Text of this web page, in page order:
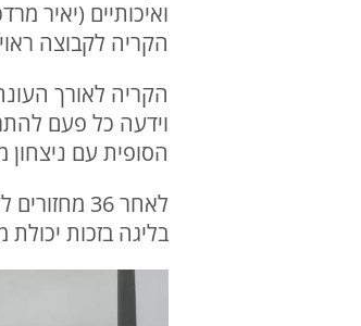
הקריה לקבוצה
הקריה לאורך
וידעה כל פעם
הסופית עם ניצחון מוחץ 0:5 על
בליגה בזכות יכולת